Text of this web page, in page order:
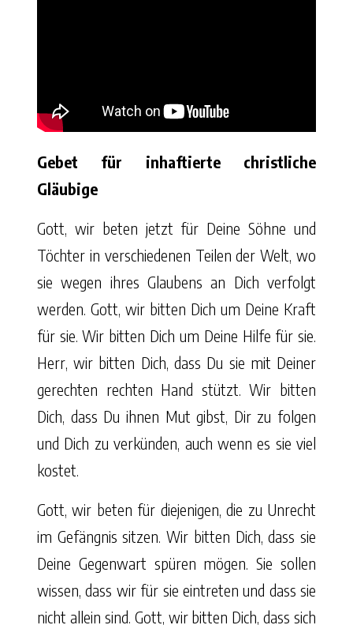
Gebet für inhaftierte christliche
Gläubige
Gott, wir beten jetzt für Deine Söhne und
Töchter in verschiedenen Teilen der Welt, wo
sie wegen ihres Glaubens an Dich verfolgt
werden. Gott, wir bitten Dich um Deine Kraft
für sie. Wir bitten Dich um Deine Hilfe für sie.
Herr, wir bitten Dich, dass Du sie mit Deiner
gerechten rechten Hand stützt. Wir bitten
Dich, dass Du ihnen Mut gibst, Dir zu folgen
und Dich zu verkünden, auch wenn es sie viel
kostet.
Gott, wir beten für diejenigen, die zu Unrecht
im Gefängnis sitzen. Wir bitten Dich, dass sie
Deine Gegenwart spüren mögen. Sie sollen
wissen, dass wir für sie eintreten und dass sie
nicht allein sind. Gott, wir bitten Dich, dass sich